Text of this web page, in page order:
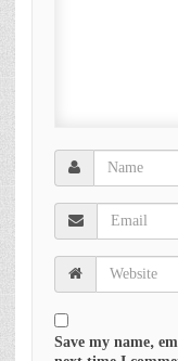
Save my name,